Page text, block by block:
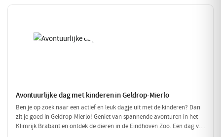
Avontuurlijke dag met kinderen in Geldrop-Mierlo
Ben je op zoek naar een actief en leuk dagje uit met de kinderen? Dan
zit je goed in Geldrop-Mierlo! Geniet van spannende avonturen in het
Klimrijk Brabant en ontdek de dieren in de Eindhoven Zoo. Een dag vol